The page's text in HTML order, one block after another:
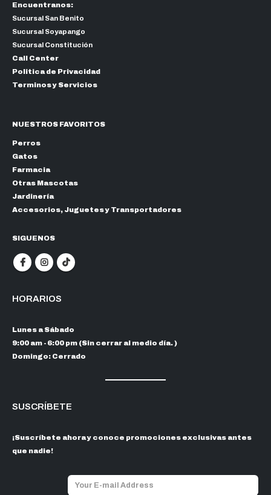
Encuentranos:
Sucursal San Benito
Sucursal Soyapango
Sucursal Constitución
Call Center
Politica de Privacidad
Terminos y Servicios
NUESTROS FAVORITOS
Perros
Gatos
Farmacia
Otras Mascotas
Jardinería
Accesorios, Juguetes y Transportadores
SIGUENOS
HORARIOS
Lunes a Sábado
9:00 am - 6:00 pm (Sin cerrar al medio día. )
Domingo: Cerrado
SUSCRÍBETE
¡Suscríbete ahora y conoce promociones exclusivas antes
que nadie!